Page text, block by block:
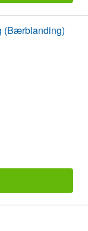
(Bærblanding)